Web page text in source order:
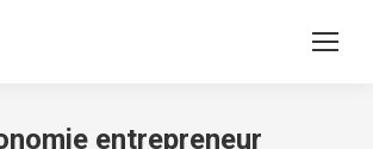
entrepreneur